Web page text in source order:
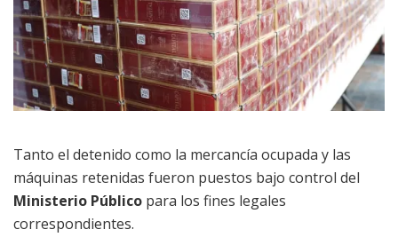
Tanto el detenido como la mercancía ocupada y las
máquinas retenidas fueron puestos bajo control del
Ministerio Público para los fines legales
correspondientes.